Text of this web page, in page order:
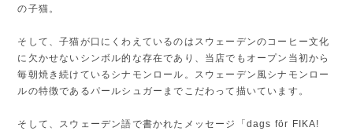
の子猫。
そして、子猫が口にくわえているのはスウェーデンのコーヒー文化
に欠かせないシンボル的な存在であり、当店でもオープン当初から
毎朝焼き続けているシナモンロール。スウェーデン風シナモンロー
ルの特徴であるパールシュガーまでこだわって描いています。
そして、スウェーデン語で書かれたメッセージ「dags för FIKA!